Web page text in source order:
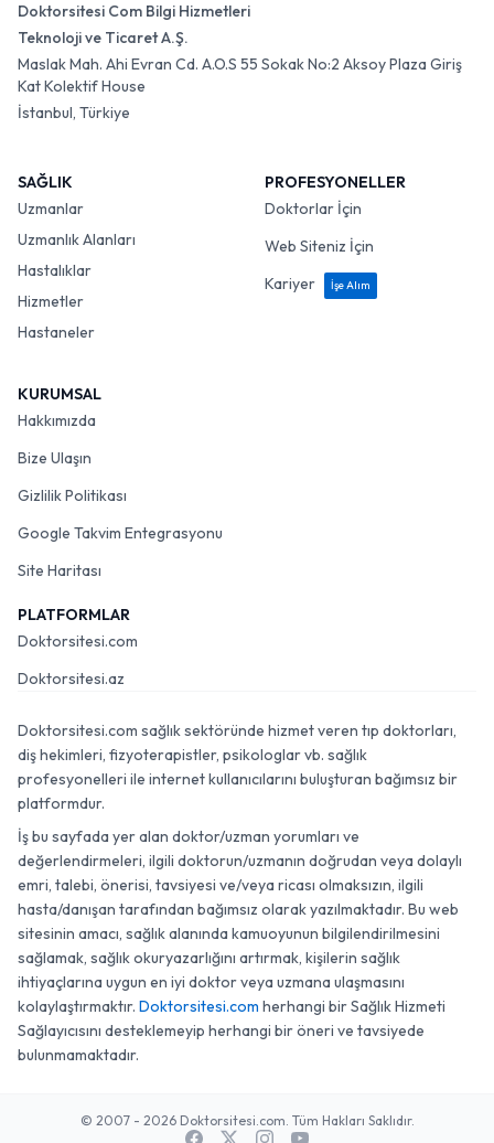
Doktorsitesi Com Bilgi Hizmetleri
Teknoloji ve Ticaret A.Ş.
Maslak Mah. Ahi Evran Cd. A.O.S 55 Sokak No:2 Aksoy Plaza Giriş
Kat Kolektif House
İstanbul, Türkiye
SAĞLIK
Uzmanlar
Uzmanlık Alanları
Hastalıklar
Hizmetler
Hastaneler
PROFESYONELLER
Doktorlar İçin
Web Siteniz İçin
Kariyer
İşe Alım
KURUMSAL
Hakkımızda
Bize Ulaşın
Gizlilik Politikası
Google Takvim Entegrasyonu
Site Haritası
PLATFORMLAR
Doktorsitesi.com
Doktorsitesi.az
Doktorsitesi.com sağlık sektöründe hizmet veren tıp doktorları,
diş hekimleri, fizyoterapistler, psikologlar vb. sağlık
profesyonelleri ile internet kullanıcılarını buluşturan bağımsız bir
platformdur.
İş bu sayfada yer alan doktor/uzman yorumları ve
değerlendirmeleri, ilgili doktorun/uzmanın doğrudan veya dolaylı
emri, talebi, önerisi, tavsiyesi ve/veya ricası olmaksızın, ilgili
hasta/danışan tarafından bağımsız olarak yazılmaktadır. Bu web
sitesinin amacı, sağlık alanında kamuoyunun bilgilendirilmesini
sağlamak, sağlık okuryazarlığını artırmak, kişilerin sağlık
ihtiyaçlarına uygun en iyi doktor veya uzmana ulaşmasını
kolaylaştırmaktır. Doktorsitesi.com herhangi bir Sağlık Hizmeti
Sağlayıcısını desteklemeyip herhangi bir öneri ve tavsiyede
bulunmamaktadır.
© 2007 - 2026 Doktorsitesi.com. Tüm Hakları Saklıdır.